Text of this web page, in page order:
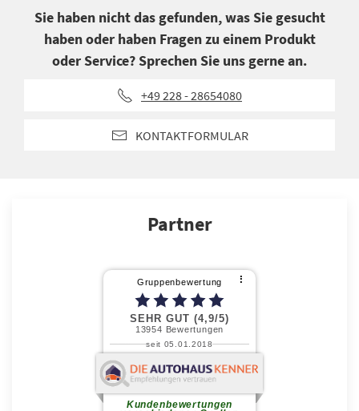
Sie haben nicht das gefunden, was Sie gesucht
haben oder haben Fragen zu einem Produkt
oder Service? Sprechen Sie uns gerne an.
+49 228 - 28654080
KONTAKTFORMULAR
Partner